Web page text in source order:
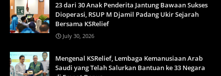
23 dari 30 Anak Penderita Jantung Bawaan Sukses
Dioperasi, RSUP M Djamil Padang Ukir Sejarah
Bersama KSRelief
July 30, 2026
Mengenal KSRelief, Lembaga Kemanusiaan Arab
Saudi yang Telah Salurkan Bantuan ke 33 Negara